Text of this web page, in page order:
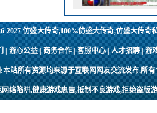
2027仿盛大传奇,100%仿盛大传奇,仿盛大传奇
| 游心公益 | 商务合作 | 客服中心 | 人才招聘 |
本站所有资源均来源于互联网网友交流发布,所
络陷阱.健康游戏忠告,抵制不良游戏,拒绝盗版